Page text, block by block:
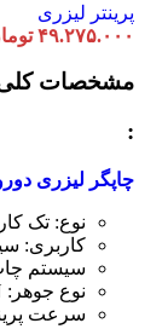
پرینتر لیزری
۴۹.۲۷۵.۰۰۰
مشخصات
:
چاپگر لیزری
نوع: تک
کاربری:
سیستم
نوع جوهر: ۱۰۹R00747N
سرعت پرینت تک